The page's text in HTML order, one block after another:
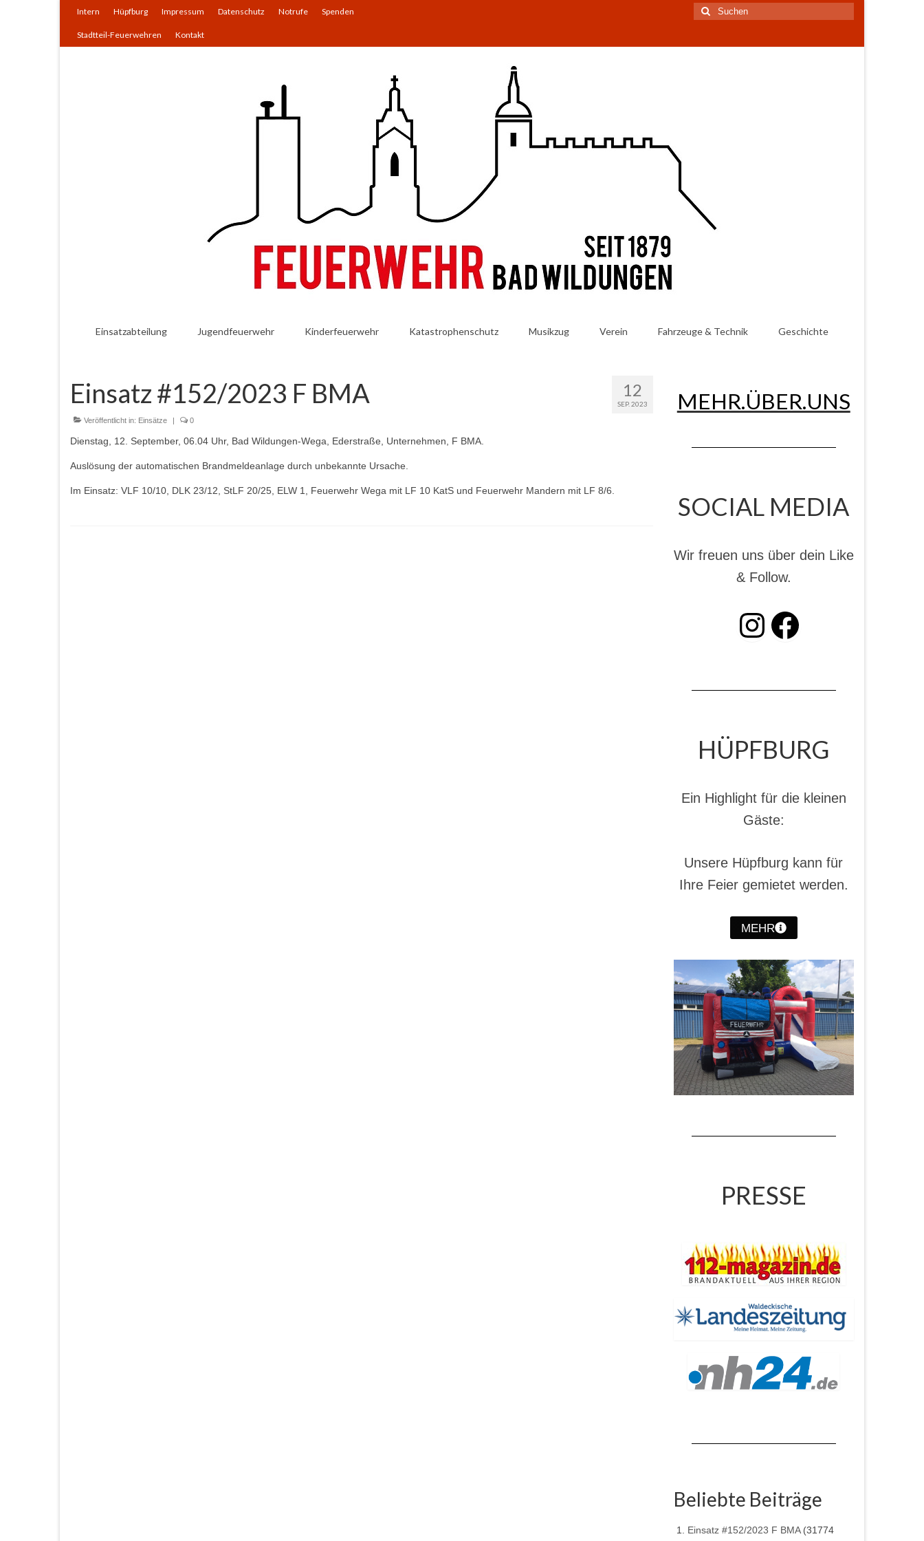
Intern Hüpfburg Impressum Datenschutz Notrufe Spenden
Stadtteil-Feuerwehren Kontakt
Suchen
nach:
Einsatzabteilung Jugendfeuerwehr Kinderfeuerwehr Katastrophenschutz Musikzug Verein Fahrzeuge & Technik Geschichte
12
SEP. 2023
Einsatz #152/2023 F BMA
Veröffentlicht in: Einsätze | 0
Dienstag, 12. September, 06.04 Uhr, Bad Wildungen-Wega, Ederstraße, Unternehmen, F BMA.
Auslösung der automatischen Brandmeldeanlage durch unbekannte Ursache.
Im Einsatz: VLF 10/10, DLK 23/12, StLF 20/25, ELW 1, Feuerwehr Wega mit LF 10 KatS und Feuerwehr Mandern mit LF 8/6.
MEHR.ÜBER.UNS
SOCIAL MEDIA
Wir freuen uns über dein Like
& Follow.
INSTAGRAM Facebook
HÜPFBURG
Ein Highlight für die kleinen
Gäste:
Unsere Hüpfburg kann für
Ihre Feier gemietet werden.
MEHR
PRESSE
Beliebte Beiträge
Einsatz #152/2023 F BMA (31774